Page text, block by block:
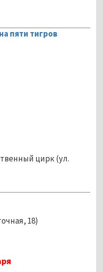
пяти тигров
цирк (ул.
8а)
Восточная, 18)